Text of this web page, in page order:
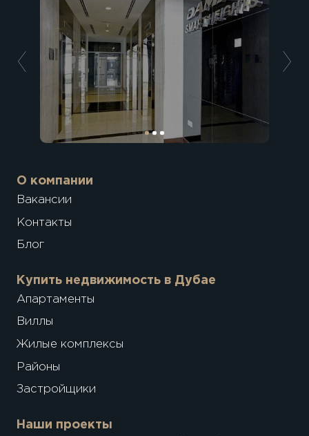
О компании
Вакансии
Контакты
Блог
Купить недвижимость в Дубае
Апартаменты
Виллы
Жилые комплексы
Районы
Застройщики
Наши проекты